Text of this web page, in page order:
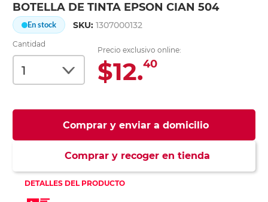
BOTELLA DE TINTA EPSON CIAN 504
En stock SKU:1307000132
Cantidad
Precio exclusivo online:
$12.40
Comprar y enviar a domicilio
Comprar y recoger en tienda